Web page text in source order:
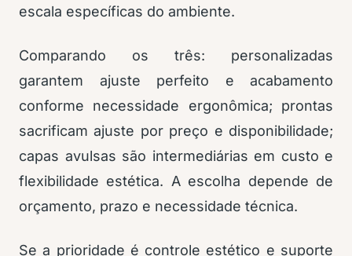
escala específicas do ambiente.
Comparando os três: personalizadas
garantem ajuste perfeito e acabamento
conforme necessidade ergonômica; prontas
sacrificam ajuste por preço e disponibilidade;
capas avulsas são intermediárias em custo e
flexibilidade estética. A escolha depende de
orçamento, prazo e necessidade técnica.
Se a prioridade é controle estético e suporte